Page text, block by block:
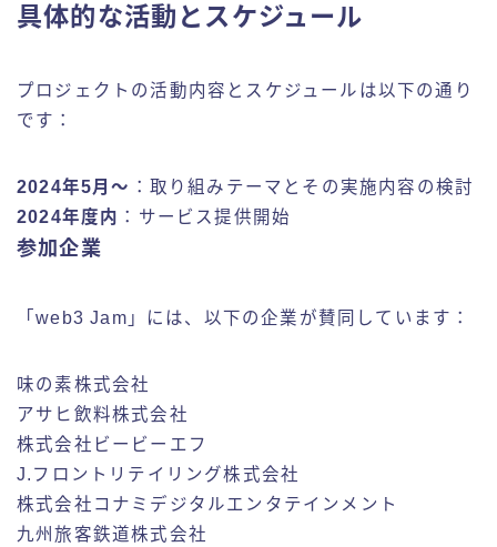
具体的な活動とスケジュール
プロジェクトの活動内容とスケジュールは以下の通り
です：
2024年5月～ ：取り組みテーマとその実施内容の検討
2024年度内 ：サービス提供開始
参加企業
「web3 Jam」には、以下の企業が賛同しています：
味の素株式会社
アサヒ飲料株式会社
株式会社ビービーエフ
J.フロントリテイリング株式会社
株式会社コナミデジタルエンタテインメント
九州旅客鉄道株式会社